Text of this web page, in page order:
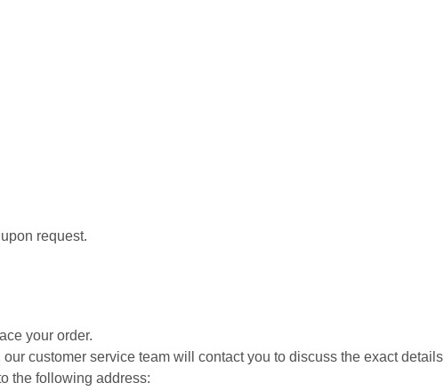
request.
your order.
customer service team will contact you to discuss the exact details
the following address: